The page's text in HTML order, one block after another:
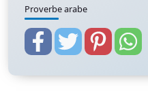
Proverbe arabe